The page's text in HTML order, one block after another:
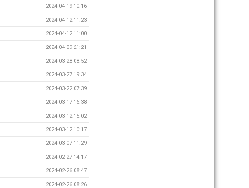
2024-04-19 10:16
2024-04-12 11:23
2024-04-12 11:00
2024-04-09 21:21
2024-03-28 08:52
2024-03-27 19:34
2024-03-22 07:39
2024-03-17 16:38
2024-03-12 15:02
2024-03-12 10:17
2024-03-07 11:29
2024-02-27 14:17
2024-02-26 08:47
2024-02-26 08:26